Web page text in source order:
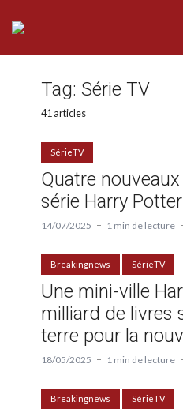
Tag: Série TV
41 articles
SérieTV
Quatre
série Harry
14/07/2025 1 min de lecture
Breakingnews SérieTV
Une mini-ville
milliard de livres
terre pour la
18/05/2025 1 min de lecture
Breakingnews SérieTV